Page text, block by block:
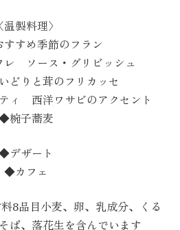
〈温製料理〉
すめ季節のフラン
ソース・グリビッシュ
どりと茸のフリカッセ
ィ 西洋ワサビのアクセント
椀子蕎麦
デザート
◆カフェ
8品目小麦、卵、乳成分、くる
ば、落花生を含んでいます